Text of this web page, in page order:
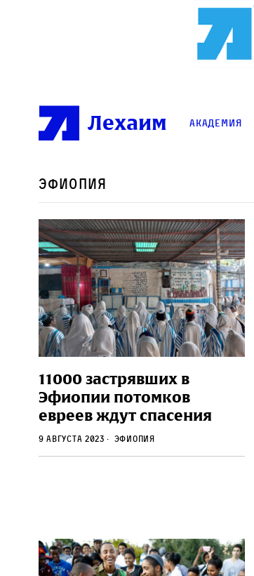
Лехаим Академия
Эфиопия
11000 застрявших в
Эфиопии потомков
евреев ждут спасения
9 августа 2023 Эфиопия